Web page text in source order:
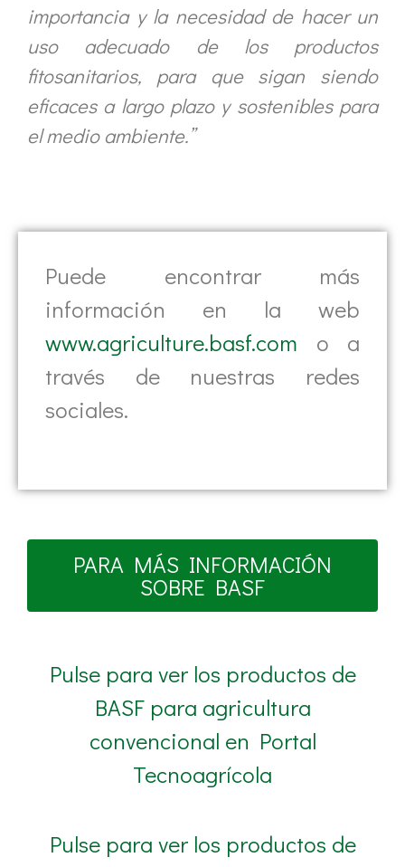
importancia y la necesidad de hacer un
uso adecuado de los productos
fitosanitarios, para que sigan siendo
eficaces a largo plazo y sostenibles para
el medio ambiente.”
Puede encontrar más
información en la web
www.agriculture.basf.com o a
través de nuestras redes
sociales.
PARA MÁS INFORMACIÓN
SOBRE BASF
Pulse para ver los productos de
BASF para agricultura
convencional en Portal
Tecnoagrícola
Pulse para ver los productos de